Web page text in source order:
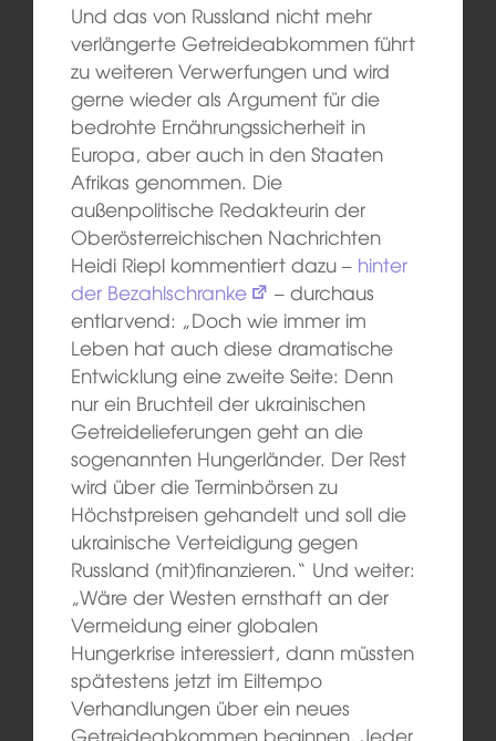
Und das von Russland nicht mehr
verlängerte Getreideabkommen führt
zu weiteren Verwerfungen und wird
gerne wieder als Argument für die
bedrohte Ernährungssicherheit in
Europa, aber auch in den Staaten
Afrikas genommen. Die
außenpolitische Redakteurin der
Oberösterreichischen Nachrichten
Heidi Riepl kommentiert dazu – hinter
der Bezahlschranke
– durchaus
entlarvend: „Doch wie immer im
Leben hat auch diese dramatische
Entwicklung eine zweite Seite: Denn
nur ein Bruchteil der ukrainischen
Getreidelieferungen geht an die
sogenannten Hungerländer. Der Rest
wird über die Terminbörsen zu
Höchstpreisen gehandelt und soll die
ukrainische Verteidigung gegen
Russland (mit)finanzieren.“ Und weiter:
„Wäre der Westen ernsthaft an der
Vermeidung einer globalen
Hungerkrise interessiert, dann müssten
spätestens jetzt im Eiltempo
Verhandlungen über ein neues
Getreideabkommen beginnen. Jeder